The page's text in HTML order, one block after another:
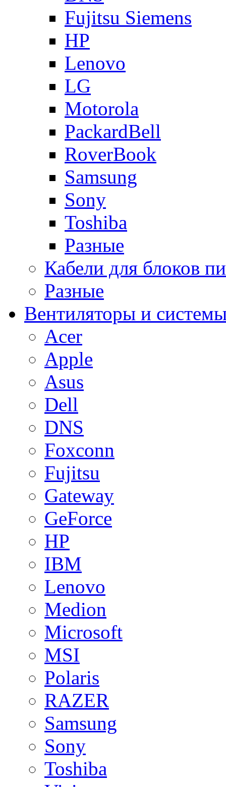
Fujitsu Siemens
HP
Lenovo
LG
Motorola
PackardBell
RoverBook
Samsung
Sony
Toshiba
Разные
Кабели для блоков
Разные
Вентиляторы и
Acer
Apple
Asus
Dell
DNS
Foxconn
Fujitsu
Gateway
GeForce
HP
IBM
Lenovo
Medion
Microsoft
MSI
Polaris
RAZER
Samsung
Sony
Toshiba